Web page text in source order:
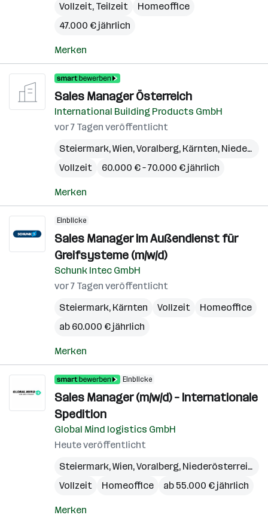
Vollzeit, Teilzeit
Homeoffice
47.000 € jährlich
Merken
Sales Manager Österreich
International Building Products GmbH
vor 7 Tagen veröffentlicht
Steiermark,Wien,Voralberg, Kärnten, Niederösterreich
Vollzeit
60.000 € – 70.000 € jährlich
Merken
Einblicke
Sales Manager im Außendienst für
Greifsysteme (m/w/d)
Schunk Intec GmbH
vor 7 Tagen veröffentlicht
Steiermark, Kärnten Vollzeit
Homeoffice
ab 60.000 € jährlich
Merken
Einblicke
Sales Manager (m/w/d) – Internationale
Spedition
Global Mind logistics GmbH
Heute veröffentlicht
Steiermark,Wien,Voralberg, Niederösterreich
Vollzeit
Homeoffice ab 55.000 € jährlich
Merken